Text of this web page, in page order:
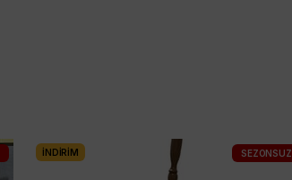
İNDIRIM SEZONSUZ